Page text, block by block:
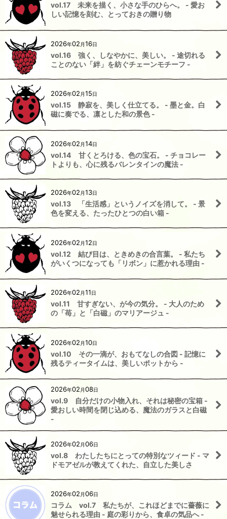
vol.17 未来を描く、小さな手のひらへ。 - 愛お
しい記憶を刻む、とっておきの贈り物
2026年02 月16日
vol.16 強く、しなやかに、美しい。 - 途切れる
ことのない「絆」を紡ぐチェーンモチーフ -
2026年02 月15日
vol.15 静寂を、美しく仕立てる。 - 墨と金。白
磁に奏でる、凛とした和の景色 -
2026年02 月14日
vol.14 甘くとろける、色の宝石。 - チョコレー
トよりも、心に残るバレンタインの魔法 -
2026年02 月13日
vol.13 「生活感」というノイズを消して。 - 景
色を変える、たったひとつの白い箱 -
2026年02 月12日
vol.12 結び目は、ときめきの合言葉。 - 私たち
がいくつになっても「リボン」に惹かれる理由 -
2026年02 月11日
vol.11 甘すぎない、が今の気分。 - 大人のため
の「苺」と「白磁」のマリアージュ -
2026年02 月10日
vol.10 その一滴が、おもてなしの合図 - 記憶に
残るティータイムは、美しいポットから -
2026年02 月08日
vol.9 自分だけの小物入れ、それは秘密の宝箱 -
愛おしい時間を閉じ込める、魔法のガラスと白磁
-
2026年02 月06日
vol.8 わたしたちにとっての特別なツィード - マ
ドモアゼルが教えてくれた、自立した美しさ
2026年02 月06日
コラム vol.7 私たちが、これほどまでに薔薇に
魅せられる理由 - 庭の彩りから、食卓の気品へ -